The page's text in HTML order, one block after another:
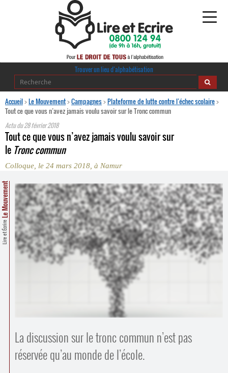
Alphabétisation
·
Comprendre et parler
Espace presse
Contacts
Trouver un lieu d’alphabétisation
Trouver un lieu d’alphabétisation
Accueil>Le Mouvement>Campagnes>Plateforme de lutte contre l’échec scolaire>
Tout ce que vous n’avez jamais voulu savoir sur le Tronc commun
Actu du28 février 2018
Tout ce que vous n’avez jamais voulu savoir sur
le Tronc commun
Colloque, le 24 mars 2018, à Namur
Lire et Écrire
Le Mouvement
La discussion sur le tronc commun n’est pas
réservée qu’au monde de l’école.